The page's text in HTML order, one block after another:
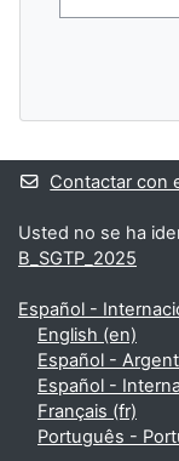
Contactar con
Usted no se ha
B_SGTP_2025
Español -
English ‎(en)‎
Español -
Español -
Français ‎(fr)‎
Português -